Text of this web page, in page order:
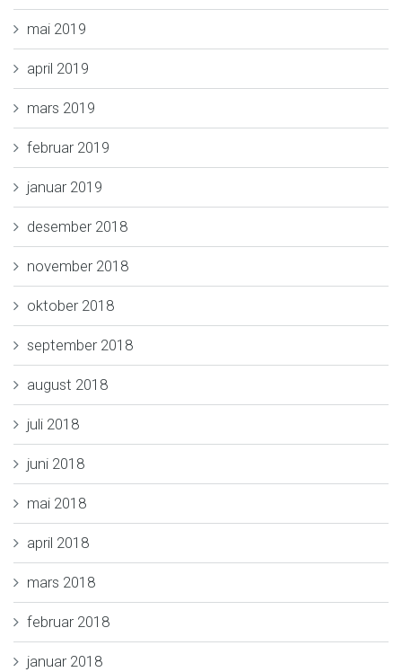
mai 2019
april 2019
mars 2019
februar 2019
januar 2019
desember 2018
november 2018
oktober 2018
september 2018
august 2018
juli 2018
juni 2018
mai 2018
april 2018
mars 2018
februar 2018
januar 2018